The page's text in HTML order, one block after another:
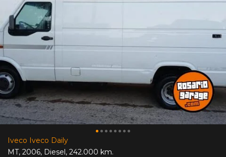
Iveco Iveco Daily
MT, 2006, Diesel, 242.000 km.